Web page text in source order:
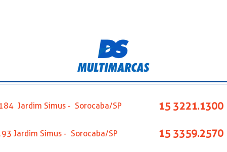
Jardim Simus - Sorocaba/SP 15 3221.1300
Jardim Simus - Sorocaba/SP 15 3359.2570